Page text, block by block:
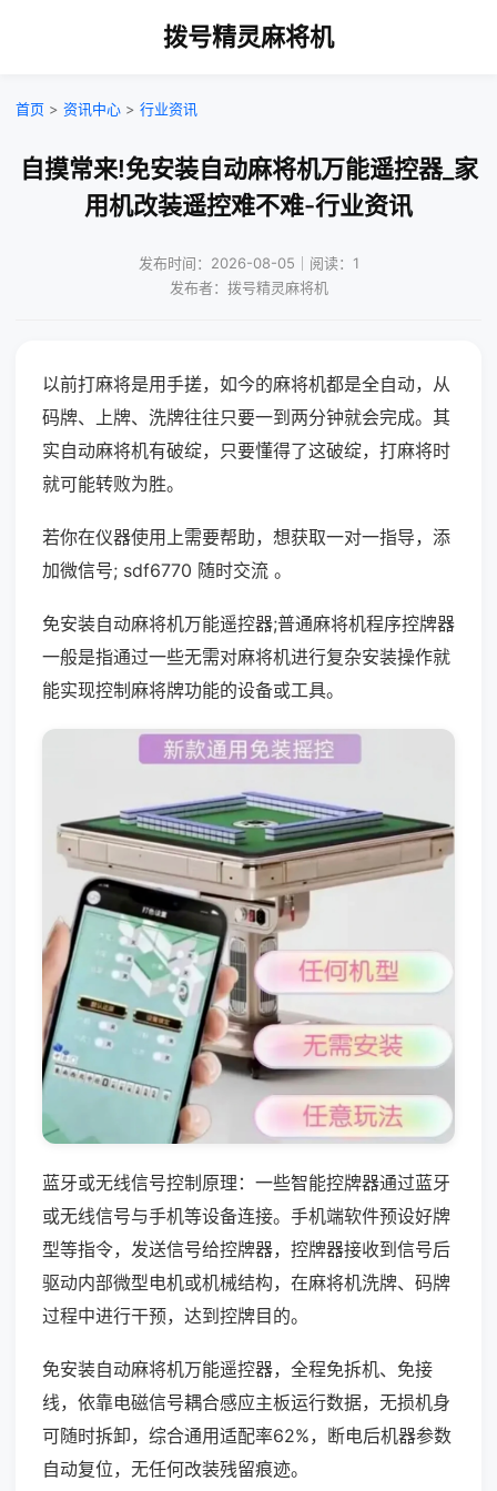
拨号精灵麻将机
首页 > 资讯中心 > 行业资讯
自摸常来!免安装自动麻将机万能遥控器_家
用机改装遥控难不难-行业资讯
发布时间：2026-08-05｜阅读：1
发布者：拨号精灵麻将机
以前打麻将是用手搓，如今的麻将机都是全自动，从
码牌、上牌、洗牌往往只要一到两分钟就会完成。其
实自动麻将机有破绽，只要懂得了这破绽，打麻将时
就可能转败为胜。
若你在仪器使用上需要帮助，想获取一对一指导，添
加微信号; sdf6770 随时交流 。
免安装自动麻将机万能遥控器;普通麻将机程序控牌器
一般是指通过一些无需对麻将机进行复杂安装操作就
能实现控制麻将牌功能的设备或工具。
蓝牙或无线信号控制原理：一些智能控牌器通过蓝牙
或无线信号与手机等设备连接。手机端软件预设好牌
型等指令，发送信号给控牌器，控牌器接收到信号后
驱动内部微型电机或机械结构，在麻将机洗牌、码牌
过程中进行干预，达到控牌目的。
免安装自动麻将机万能遥控器，全程免拆机、免接
线，依靠电磁信号耦合感应主板运行数据，无损机身
可随时拆卸，综合通用适配率62%，断电后机器参数
自动复位，无任何改装残留痕迹。